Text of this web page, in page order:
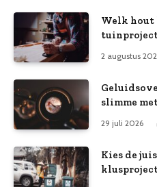
Welk hout
2 augustus
slimme
29 juli 2026
Kies de